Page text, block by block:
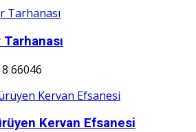
66046
Kervan Efsanesi